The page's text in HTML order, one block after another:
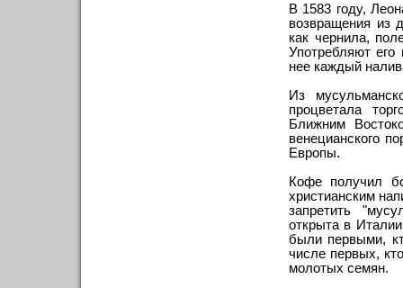
В 1583 году,
возвращения из
как чернила,
Употребляют
нее каждый
Из
процветала
Ближним
венецианского
Европы.
Кофе получил
христианским
запретить
открыта в
были первыми,
числе первых,
молотых семян.